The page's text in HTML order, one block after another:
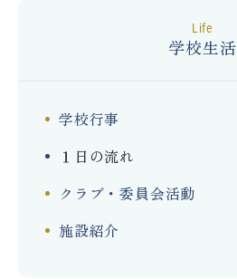
life
学校生活
学校行事
１日の流れ
クラブ・委員会活動
施設紹介